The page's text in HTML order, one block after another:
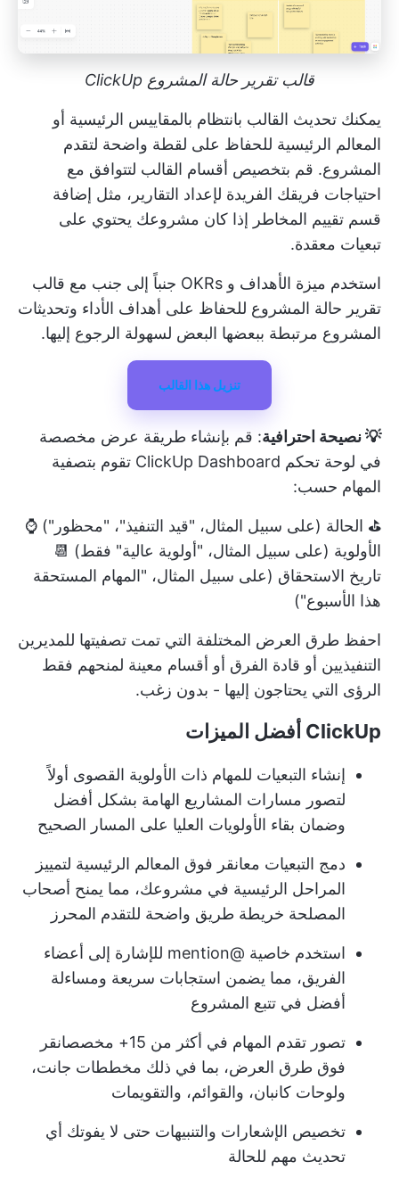
قالب تقرير حالة المشروع ClickUp
يمكنك تحديث القالب بانتظام بالمقاييس الرئيسية أو
المعالم الرئيسية للحفاظ على لقطة واضحة لتقدم
المشروع. قم بتخصيص أقسام القالب لتتوافق مع
احتياجات فريقك الفريدة لإعداد التقارير، مثل إضافة
قسم تقييم المخاطر إذا كان مشروعك يحتوي على
تبعيات معقدة.
استخدم ميزة الأهداف و OKRs جنباً إلى جنب مع
قالب
تقرير حالة المشروع للحفاظ على أهداف الأداء وتحديثات
المشروع مرتبطة ببعضها البعض لسهولة الرجوع إليها.
تنزيل هذا القالب
💡 نصيحة احترافية: قم بإنشاء طريقة عرض مخصصة
في لوحة تحكم ClickUp Dashboard تقوم بتصفية
المهام حسب:
⛳️ الحالة (على سبيل المثال، "قيد التنفيذ"، "محظور") ⌚️
الأولوية (على سبيل المثال، "أولوية عالية" فقط) 📆
تاريخ الاستحقاق (على سبيل المثال، "المهام المستحقة
هذا الأسبوع")
احفظ طرق العرض المختلفة التي تمت تصفيتها للمديرين
التنفيذيين أو قادة الفرق أو أقسام معينة لمنحهم فقط
الرؤى التي يحتاجون إليها - بدون زغب.
ClickUp أفضل الميزات
إنشاء التبعيات للمهام ذات الأولوية القصوى أولاً
لتصور مسارات المشاريع الهامة بشكل أفضل
وضمان بقاء الأولويات العليا على المسار الصحيح
دمج التبعيات معانقر فوق المعالم الرئيسية لتمييز
المراحل الرئيسية في مشروعك، مما يمنح أصحاب
المصلحة خريطة طريق واضحة للتقدم المحرز
استخدم خاصية @mention للإشارة إلى أعضاء
الفريق، مما يضمن استجابات سريعة ومساءلة
أفضل في تتبع المشروع
تصور تقدم المهام في أكثر من 15+ مخصص
انقر
فوق طرق العرض، بما في ذلك مخططات جانت،
ولوحات كانبان، والقوائم، والتقويمات
تخصيص الإشعارات والتنبيهات حتى لا يفوتك أي
تحديث مهم للحالة